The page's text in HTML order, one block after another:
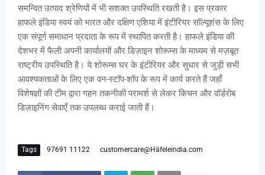
समन्वित उत्पाद श्रेणियों में भी सशक्त उपस्थिति रखती है। इस प्रकार
हाफले इंडिया स्वयं को भारत और दक्षिण एशिया में इंटीरियर सॉल्यूशंस के लिए
एक संपूर्ण समाधान प्रदाता के रूप में स्थापित करती है। हाफले इंडिया की
देशभर में फैली अपनी कार्यालयों और डिज़ाइन शोरूम्स के माध्यम से मज़बूत
राष्ट्रीय उपस्थिति है। ये शोरूम्स घर के इंटीरियर और सुधार से जुड़ी सभी
आवश्यकताओं के लिए एक वन-स्टॉप-शॉप के रूप में कार्य करते हैं जहाँ
विशेषज्ञों की टीम द्वारा गहन तकनीकी परामर्श से लेकर किचन और वॉर्डरोब
डिज़ाइनिंग सेवाएँ तक उपलब्ध कराई जाती हैं।
Tags 97691 11122 customercare@Häfeleindia.com